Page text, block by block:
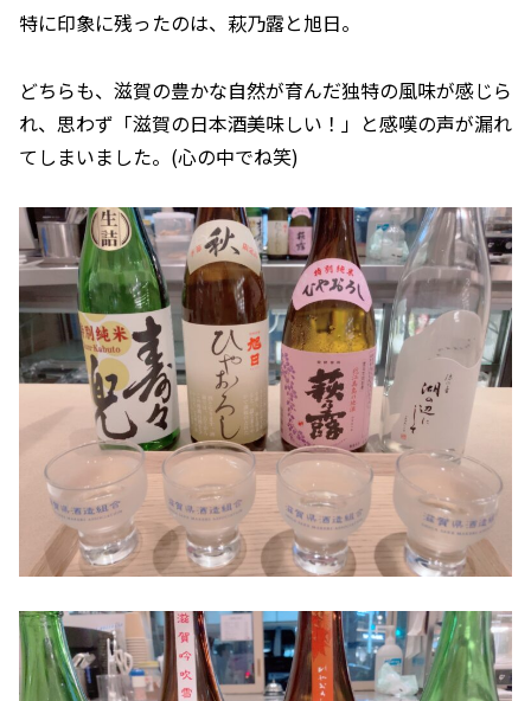
特に印象に残ったのは、萩乃露と旭日。
どちらも、滋賀の豊かな自然が育んだ独特の風味が感じら
れ、思わず「滋賀の日本酒美味しい！」と感嘆の声が漏れ
てしまいました。(心の中でね笑)